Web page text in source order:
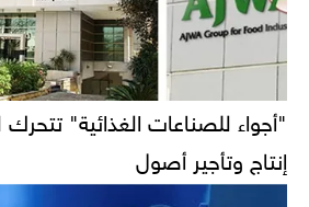
"أجواء للصناعات الغذائية"
إنتاج وتأجير أصول